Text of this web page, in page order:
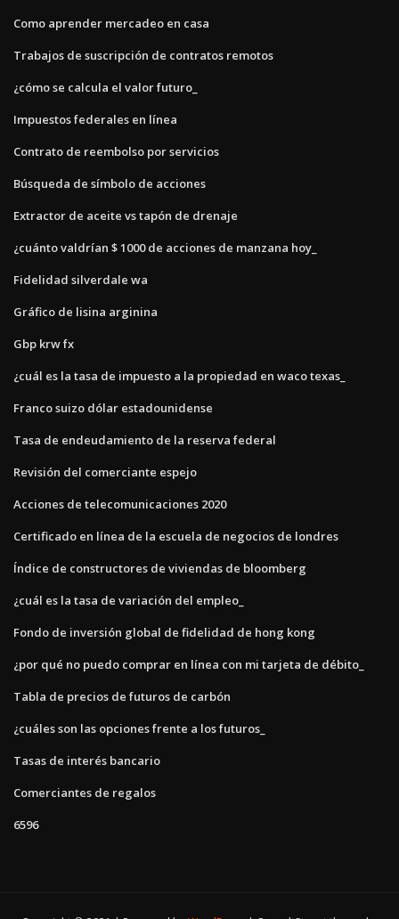
Como aprender mercadeo en casa
Trabajos de suscripción de contratos remotos
¿cómo se calcula el valor futuro_
Impuestos federales en línea
Contrato de reembolso por servicios
Búsqueda de símbolo de acciones
Extractor de aceite vs tapón de drenaje
¿cuánto valdrían $ 1000 de acciones de manzana hoy_
Fidelidad silverdale wa
Gráfico de lisina arginina
Gbp krw fx
¿cuál es la tasa de impuesto a la propiedad en waco texas_
Franco suizo dólar estadounidense
Tasa de endeudamiento de la reserva federal
Revisión del comerciante espejo
Acciones de telecomunicaciones 2020
Certificado en línea de la escuela de negocios de londres
Índice de constructores de viviendas de bloomberg
¿cuál es la tasa de variación del empleo_
Fondo de inversión global de fidelidad de hong kong
¿por qué no puedo comprar en línea con mi tarjeta de débito_
Tabla de precios de futuros de carbón
¿cuáles son las opciones frente a los futuros_
Tasas de interés bancario
Comerciantes de regalos
6596